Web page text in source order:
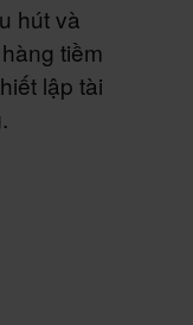
hút và
tiềm
lập tài